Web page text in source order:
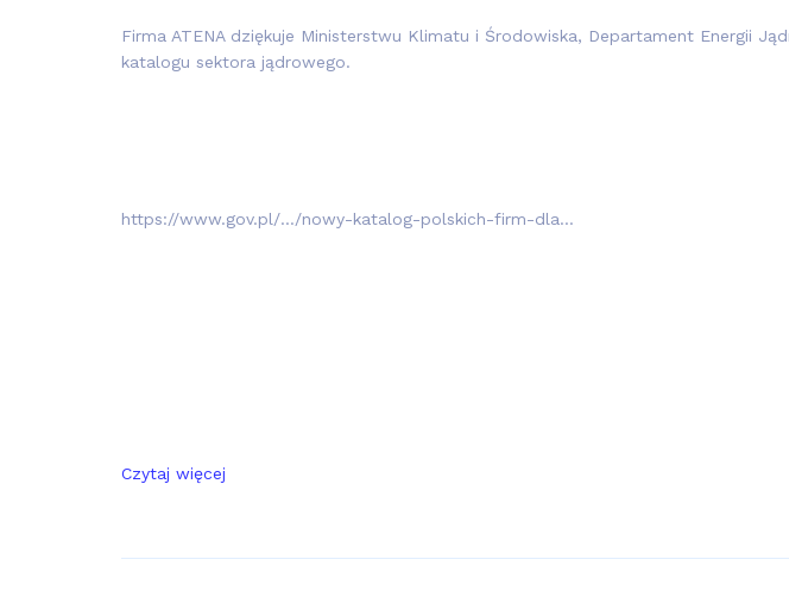
Firma ATENA dziękuje Ministerstwu Klimatu i Środowiska, Departament Energii
katalogu sektora jądrowego.
https://www.gov.pl/…/nowy-katalog-polskich-firm-dla…
Czytaj więcej